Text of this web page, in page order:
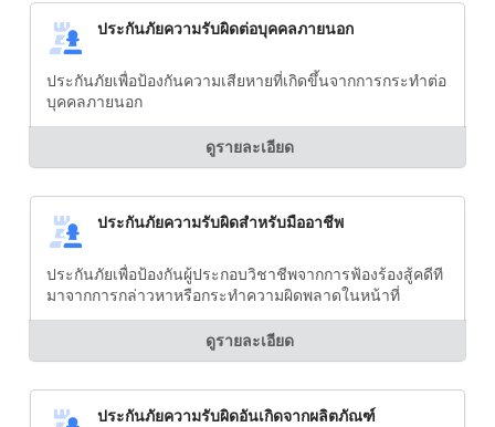
ประกันภัยความรับผิดต่อบุคคลภายนอก
ประกันภัยเพื่อป้องกันความเสียหายที่เกิดขึ้นจากการกระทำต่อ
บุคคลภายนอก
ดูรายละเอียด
ประกันภัยความรับผิดสำหรับมืออาชีพ
ประกันภัยเพื่อป้องกันผู้ประกอบวิชาชีพจากการฟ้องร้องสู้คดีที
มาจากการกล่าวหาหรือกระทำความผิดพลาดในหน้าที่
ดูรายละเอียด
ประกันภัยความรับผิดอันเกิดจากผลิตภัณฑ์